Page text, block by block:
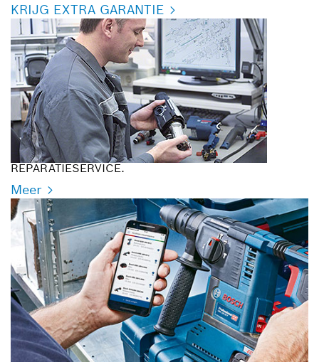
KRIJG EXTRA GARANTIE
REPARATIESERVICE.
Meer